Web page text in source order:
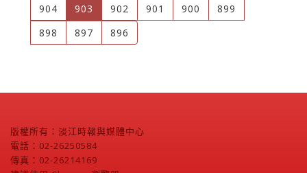
904
903 (current)
902 901 900
899
898
897 896
版權所有：淡江時報與媒體中心
電話：02-26250584
傳真：02-26214169